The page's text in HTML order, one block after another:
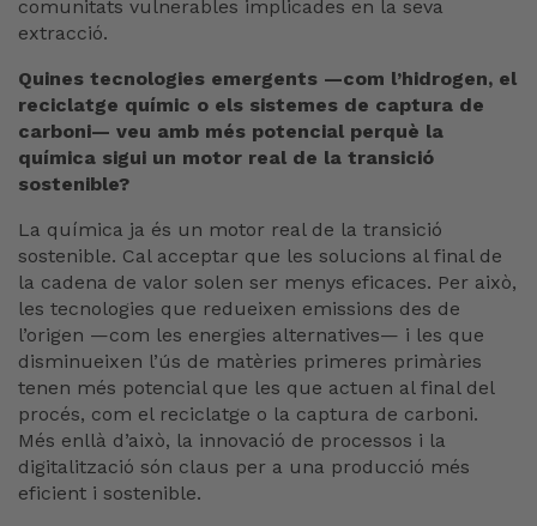
comunitats vulnerables implicades en la seva
extracció.
Quines tecnologies emergents —com l’hidrogen, el
reciclatge químic o els sistemes de captura de
carboni— veu amb més potencial perquè la
química sigui un motor real de la transició
sostenible?
La química ja és un motor real de la transició
sostenible. Cal acceptar que les solucions al final de
la cadena de valor solen ser menys eficaces. Per això,
les tecnologies que redueixen emissions des de
l’origen —com les energies alternatives— i les que
disminueixen l’ús de matèries primeres primàries
tenen més potencial que les que actuen al final del
procés, com el reciclatge o la captura de carboni.
Més enllà d’això, la innovació de processos i la
digitalització són claus per a una producció més
eficient i sostenible.